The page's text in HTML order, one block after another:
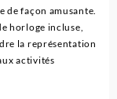
de façon amusante.
horloge incluse,
la représentation
activités